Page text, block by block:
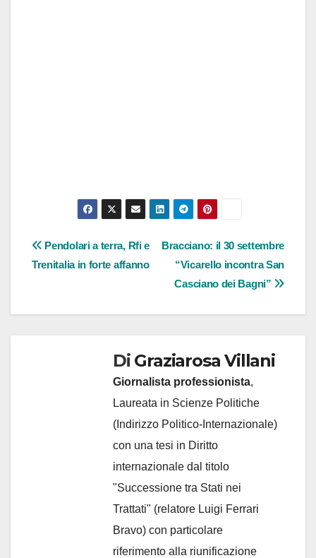
NavigazioneBracciano: il 30 settembre
“Vicarello incontra San
Casciano dei Bagni”
Pendolari a terra, Rfi e
Trenitalia in forte affanno
Di Graziarosa Villani
Giornalista professionista,
Laureata in Scienze Politiche
(Indirizzo Politico-Internazionale)
con una tesi in Diritto
internazionale dal titolo
"Successione tra Stati nei
Trattati" (relatore Luigi Ferrari
Bravo) con particolare
riferimento alla riunificazione